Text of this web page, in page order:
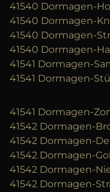
41540 Dormagen-
41540 Dormagen-
41540 Dormagen-
41540 Dormagen-
41541 Dormagen-
41541 Dormagen-
41541 Dormagen-
41542 Dormagen-
41542 Dormagen-
41542 Dormagen-
41542 Dormagen-
41542 Dormagen-